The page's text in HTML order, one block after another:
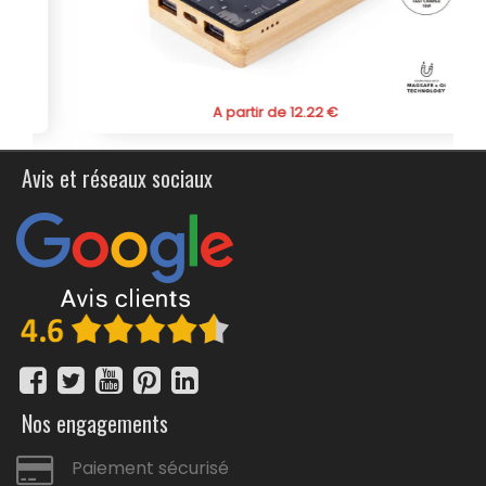
A partir de 12.22 €
Avis et réseaux sociaux
Nos engagements
Paiement sécurisé